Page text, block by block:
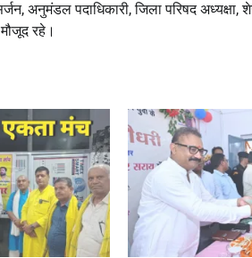
अनुमंडल पदाधिकारी, जिला परिषद अध्यक्षा,
रहे।